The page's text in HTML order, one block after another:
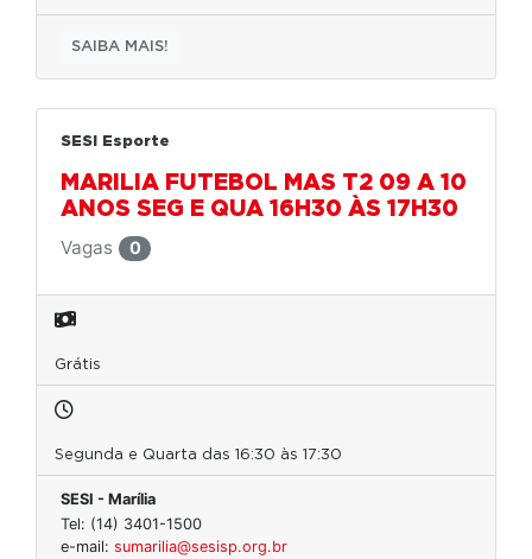
SAIBA MAIS!
SESI Esporte
MARILIA FUTEBOL MAS T2 09 A 10
ANOS SEG E QUA 16H30 ÀS 17H30
Vagas
0
Grátis
Segunda e Quarta das 16:30 às 17:30
SESI - Marília
Tel: (14) 3401-1500
e-mail: sumarilia@sesisp.org.br